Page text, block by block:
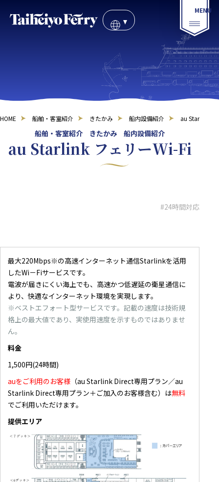
HOME 船舶・客室紹介 きたかみ 船内設備紹介 au Starlink フ
船舶・客室紹介 きたかみ 船内設備紹介
au Starlink フェリーWi-Fi
#24時間対応
最大220Mbps※の高速インターネット通信Starlinkを活用
したWi－Fiサービスです。
電波が届きにくい海上でも、高速かつ低遅延の衛星通信に
より、快適なインターネット環境を実現します。
※ベストエフォート型サービスです。記載の速度は技術規
格上の最大値であり、実使用速度を示すものではありませ
ん。
料金
1,500円(24時間)
auをご利用のお客様 （au Starlink Direct専用プラン／au
Starlink Direct専用プラン＋ご加入のお客様含む）は無料
でご利用いただけます。
提供エリア